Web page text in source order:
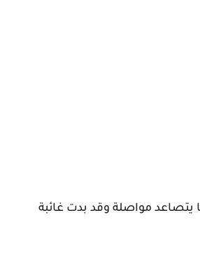
يتصاعد مواصلة وقد بدت غائبة